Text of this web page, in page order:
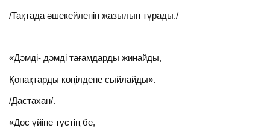
/Тақтада әшекейленіп жазылып тұрады./
«Дәмді- дәмді тағамдарды жинайды,
Қонақтарды көңілдене сыйлайды».
/Дастахан/.
«Дос үйіне түстің бе,